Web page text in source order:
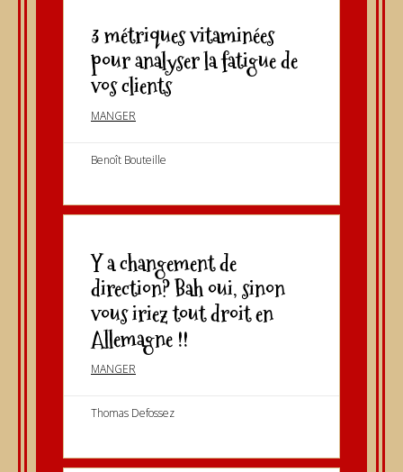
3 métriques vitaminées
pour analyser la fatigue de
vos clients
MANGER
Benoît Bouteille
Y a changement de
direction? Bah oui, sinon
vous iriez tout droit en
Allemagne !!
MANGER
Thomas Defossez